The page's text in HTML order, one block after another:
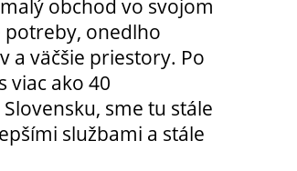
obchod vo svojom
potreby, onedlho
a väčšie priestory. Po
viac ako 40
sme tu stále
službami a stále